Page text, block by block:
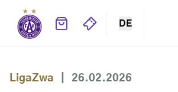
DE
LigaZwa 26.02.2026